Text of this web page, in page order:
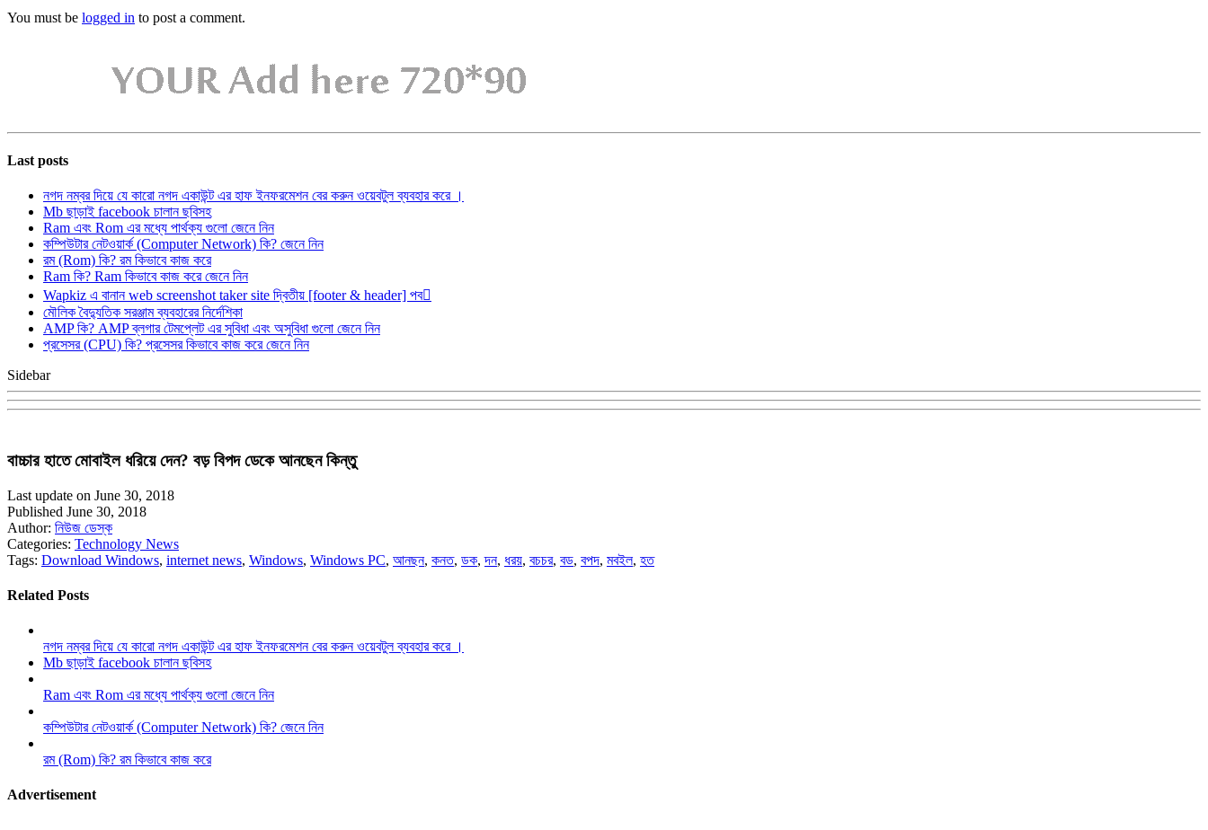
You must be logged in to post a comment.
Last posts
নগদ নম্বর দিয়ে যে কারো নগদ একাউন্ট এর হাফ ইনফরমেশন বের করুন ওয়েবটুল ব্যবহার করে ।
Mb ছাড়াই facebook চালান ছবিসহ
Ram এবং Rom এর মধ্যে পার্থক্য গুলো জেনে নিন
কম্পিউটার নেটওয়ার্ক (Computer Network) কি? জেনে নিন
রম (Rom) কি? রম কিভাবে কাজ করে
Ram কি? Ram কিভাবে কাজ করে জেনে নিন
Wapkiz এ বানান web screenshot taker site দ্বিতীয় [footer & header] পব
মৌলিক বৈদ্যুতিক সরঞ্জাম ব্যবহারের নির্দেশিকা
AMP কি? AMP ব্লগার টেমপ্লেট এর সুবিধা এবং অসুবিধা গুলো জেনে নিন
প্রসেসর (CPU) কি? প্রসেসর কিভাবে কাজ করে জেনে নিন
Sidebar
বাচ্চার হাতে মোবাইল ধরিয়ে দেন? বড় বিপদ ডেকে আনছেন কিন্তু
Last update on June 30, 2018
Published June 30, 2018
Author: নিউজ ডেস্ক
Categories: Technology News
Tags: Download Windows, internet news, Windows, Windows PC, আনছন, কনত, ডক,দন, ধরয়, বচচর, বড, বপদ, মবইল, হত
Related Posts
নগদ নম্বর দিয়ে যে কারো নগদ একাউন্ট এর হাফ ইনফরমেশন বের করুন ওয়েবটুল ব্যবহার করে ।
Mb ছাড়াই facebook চালান ছবিসহ
Ram এবং Rom এর মধ্যে পার্থক্য গুলো জেনে নিন
কম্পিউটার নেটওয়ার্ক (Computer Network) কি? জেনে নিন
রম (Rom) কি? রম কিভাবে কাজ করে
Advertisement